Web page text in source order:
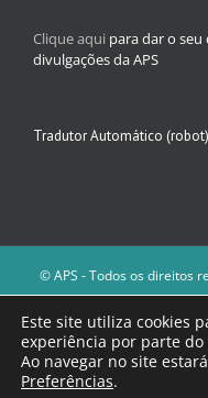
Clique aqui para dar o
divulgações da APS
Tradutor Automático (robot)
© APS - Todos os direitos
A Direção da APS reserva-
Os textos assinados e
Este site utiliza cookies
experiência por parte
Ao navegar no site
Preferências.